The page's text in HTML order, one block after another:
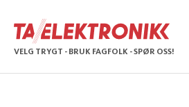
VELG TRYGT - BRUK FAGFOLK - SPØR OSS!